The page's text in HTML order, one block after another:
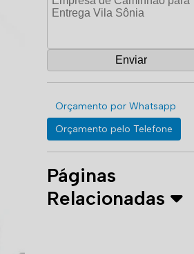
Orçamento por Whatsapp
Orçamento pelo Telefone
Páginas
Relacionadas